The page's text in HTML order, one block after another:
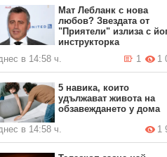
Мат Лебланк с нова
любов? Звездата от
"Приятели" излиза с
инструкторка
в 14:58 ч.
1
1
5 навика, които
удължават живота на
обзавеждането у дома
в 14:58 ч.
1